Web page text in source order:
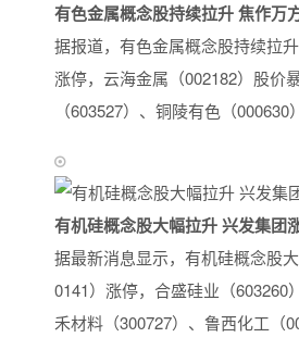
有色金属概念股持续拉升 焦作万
据报道，有色金属概念股持续拉升
涨停，云海金属（002182）股价
（603527）、铜陵有色（
有机硅概念股大幅拉升 兴发集团
据最新消息显示，有机硅概念股
0141）涨停，合盛硅业（603260
禾材料（300727）、鲁西化工（